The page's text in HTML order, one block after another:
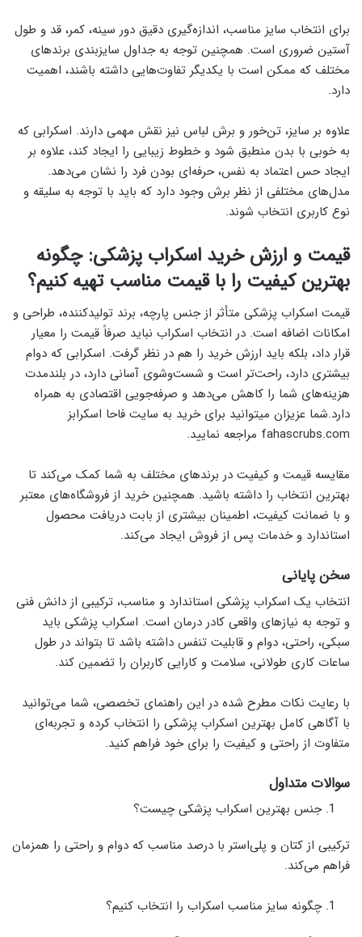
برای انتخاب سایز مناسب، اندازه‌گیری دقیق دور سینه، کمر، قد و طول
آستین ضروری است. همچنین توجه به جداول سایزبندی برندهای
مختلف که ممکن است با یکدیگر تفاوت‌هایی داشته باشند، اهمیت
دارد.
علاوه بر سایز، تن‌خور و برش لباس نیز نقش مهمی دارند. اسکرابی که
به خوبی با بدن منطبق شود و خطوط زیبایی را ایجاد کند، علاوه بر
ایجاد حس اعتماد به نفس، حرفه‌ای بودن فرد را نشان می‌دهد.
مدل‌های مختلفی از نظر برش وجود دارد که باید با توجه به سلیقه و
نوع کاربری انتخاب شوند.
قیمت و ارزش خرید اسکراب پزشکی: چگونه
بهترین کیفیت را با قیمت مناسب تهیه کنیم؟
قیمت اسکراب پزشکی متأثر از جنس پارچه، برند تولیدکننده، طراحی و
امکانات اضافه است. در انتخاب اسکراب نباید صرفاً قیمت را معیار
قرار داد، بلکه باید ارزش خرید را هم در نظر گرفت. اسکرابی که دوام
بیشتری دارد، راحت‌تر است و شست‌وشوی آسانی دارد، در بلندمدت
هزینه‌های شما را کاهش می‌دهد و صرفه‌جویی اقتصادی به همراه
دارد.شما عزیزان میتوانید برای خرید به سایت فاحا اسکرابز
fahascrubs.com مراجعه نمایید.
مقایسه قیمت و کیفیت در برندهای مختلف به شما کمک می‌کند تا
بهترین انتخاب را داشته باشید. همچنین خرید از فروشگاه‌های معتبر
و با ضمانت کیفیت، اطمینان بیشتری از بابت دریافت محصول
استاندارد و خدمات پس از فروش ایجاد می‌کند.
سخن پایانی
انتخاب یک اسکراب پزشکی استاندارد و مناسب، ترکیبی از دانش فنی
و توجه به نیازهای واقعی کادر درمان است. اسکراب پزشکی باید
سبکی، راحتی، دوام و قابلیت تنفس داشته باشد تا بتواند در طول
ساعات کاری طولانی، سلامت و کارایی کاربران را تضمین کند.
با رعایت نکات مطرح شده در این راهنمای تخصصی، شما می‌توانید
با آگاهی کامل بهترین اسکراب پزشکی را انتخاب کرده و تجربه‌ای
متفاوت از راحتی و کیفیت را برای خود فراهم کنید.
سوالات متداول
جنس بهترین اسکراب پزشکی چیست؟
ترکیبی از کتان و پلی‌استر با درصد مناسب که دوام و راحتی را همزمان
فراهم می‌کند.
چگونه سایز مناسب اسکراب را انتخاب کنیم؟